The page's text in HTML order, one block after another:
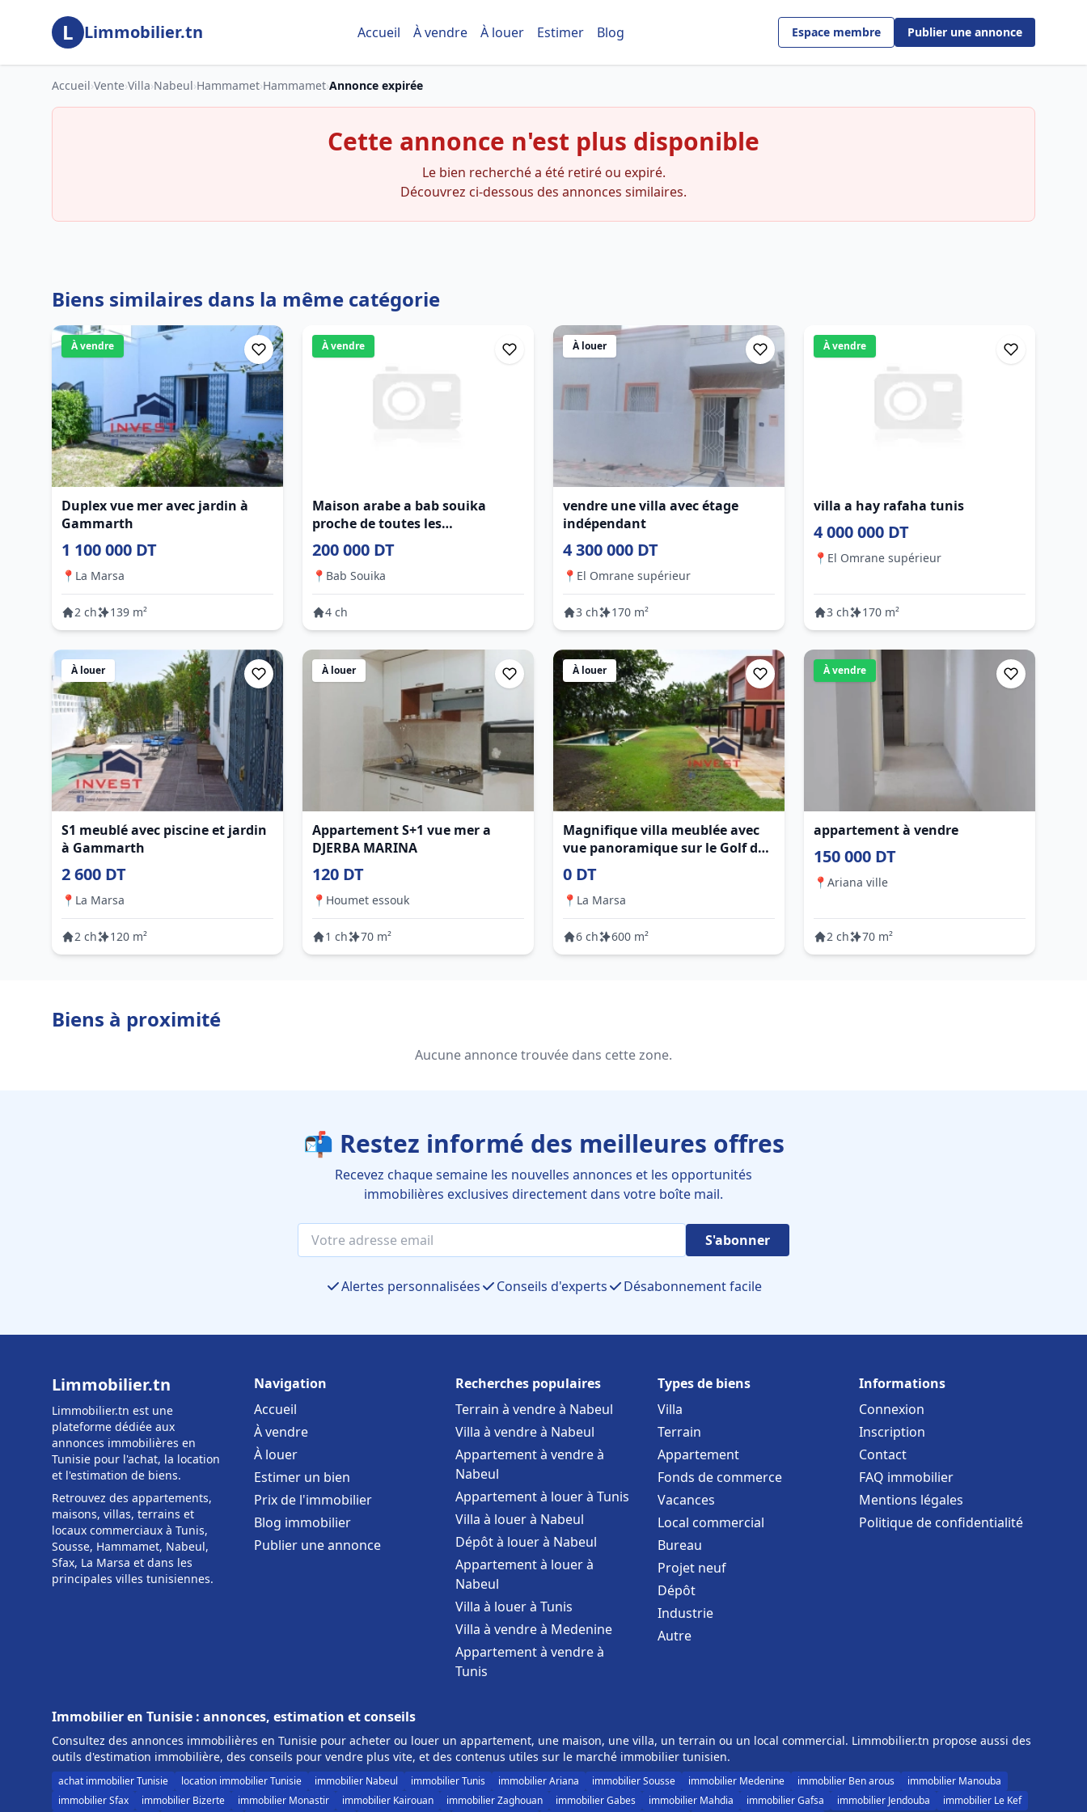
Aller au contenu principal
L Limmobilier.tn Accueil À vendre À louer Estimer Blog Espace membre Publier une annonce
Accueil›Vente›Villa›Nabeul›Hammamet›Hammamet›Annonce expirée
Cette annonce n'est plus disponible
Le bien recherché a été retiré ou expiré.
Découvrez ci-dessous des annonces similaires.
Biens similaires dans la même catégorie
À vendre
Duplex vue mer avec jardin à
Gammarth
1 100 000 DT
📍 La Marsa
2 ch 139 m²
À vendre
Maison arabe a bab souika
proche de toutes les
commodités
200 000 DT
📍 Bab Souika
4 ch
À louer
vendre une villa avec étage
indépendant
4 300 000 DT
📍 El Omrane supérieur
3 ch 170 m²
À vendre
villa a hay rafaha tunis
4 000 000 DT
📍 El Omrane supérieur
3 ch 170 m²
À louer
S1 meublé avec piscine et jardin
à Gammarth
2 600 DT
📍 La Marsa
2 ch 120 m²
À louer
Appartement S+1 vue mer a
DJERBA MARINA
120 DT
📍 Houmet essouk
1 ch 70 m²
À louer
Magnifique villa meublée avec
vue panoramique sur le Golf de
Gammarth
0 DT
📍 La Marsa
6 ch 600 m²
À vendre
appartement à vendre
150 000 DT
📍 Ariana ville
2 ch 70 m²
Biens à proximité
Aucune annonce trouvée dans cette zone.
📬 Restez informé des meilleures offres
Recevez chaque semaine les nouvelles annonces et les opportunités
immobilières exclusives directement dans votre boîte mail.
S'abonner
Alertes personnalisées Conseils d'experts Désabonnement facile
Limmobilier.tn
Limmobilier.tn est une
plateforme dédiée aux
annonces immobilières en
Tunisie pour l'achat, la location
et l'estimation de biens.
Retrouvez des appartements,
maisons, villas, terrains et
locaux commerciaux à Tunis,
Sousse, Hammamet, Nabeul,
Sfax, La Marsa et dans les
principales villes tunisiennes.
Navigation
Accueil
À vendre
À louer
Estimer un bien
Prix de l'immobilier
Blog immobilier
Publier une annonce
Recherches populaires
Terrain à vendre à Nabeul
Villa à vendre à Nabeul
Appartement à vendre à
Nabeul
Appartement à louer à Tunis
Villa à louer à Nabeul
Dépôt à louer à Nabeul
Appartement à louer à
Nabeul
Villa à louer à Tunis
Villa à vendre à Medenine
Appartement à vendre à
Tunis
Types de biens
Villa
Terrain
Appartement
Fonds de commerce
Vacances
Local commercial
Bureau
Projet neuf
Dépôt
Industrie
Autre
Informations
Connexion
Inscription
Contact
FAQ immobilier
Mentions légales
Politique de confidentialité
Immobilier en Tunisie : annonces, estimation et conseils
Consultez des annonces immobilières en Tunisie pour acheter ou louer un appartement, une maison, une villa, un terrain ou un local commercial. Limmobilier.tn propose aussi des
outils d'estimation immobilière, des conseils pour vendre plus vite, et des contenus utiles sur le marché immobilier tunisien.
achat immobilier Tunisie location immobilier Tunisie immobilier Nabeul immobilier Tunis immobilier Ariana immobilier Sousse immobilier Medenine immobilier Ben arous
immobilier Manouba
immobilier Sfax
immobilier Bizerte immobilier Monastir immobilier Kairouan immobilier Zaghouan immobilier Gabes immobilier Mahdia immobilier Gafsa immobilier Jendouba immobilier Le Kef